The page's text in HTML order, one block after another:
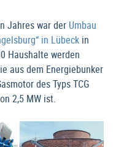
Jahres war der Umbau
in Lübeck in
Haushalte werden
aus dem Energiebunker
des Typs TCG
2,5 MW ist.